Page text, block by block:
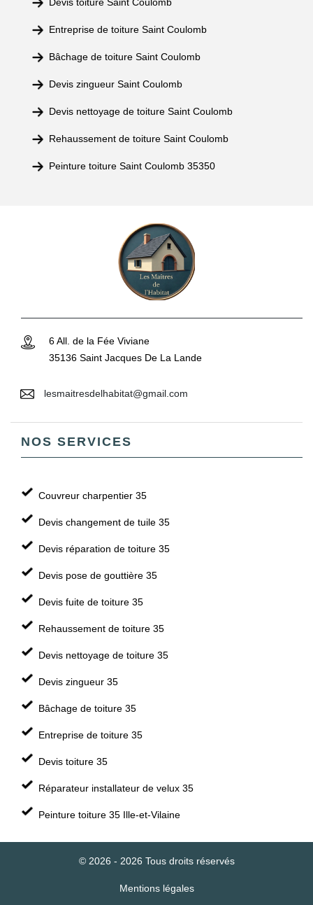
Entreprise de toiture Saint Coulomb
Bâchage de toiture Saint Coulomb
Devis zingueur Saint Coulomb
Devis nettoyage de toiture Saint Coulomb
Rehaussement de toiture Saint Coulomb
Peinture toiture Saint Coulomb 35350
6 All. de la Fée Viviane
35136 Saint Jacques De La Lande
lesmaitresdelhabitat@gmail.com
NOS SERVICES
Couvreur charpentier 35
Devis changement de tuile 35
Devis réparation de toiture 35
Devis pose de gouttière 35
Devis fuite de toiture 35
Rehaussement de toiture 35
Devis nettoyage de toiture 35
Devis zingueur 35
Bâchage de toiture 35
Entreprise de toiture 35
Devis toiture 35
Réparateur installateur de velux 35
Peinture toiture 35 Ille-et-Vilaine
© 2026 - 2026 Tous droits réservés
Mentions légales